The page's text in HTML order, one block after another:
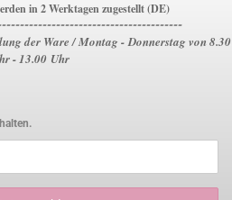
in 2 Werktagen zugestellt (DE)
der Ware / Montag - Donnerstag von 8.30
- 13.00 Uhr